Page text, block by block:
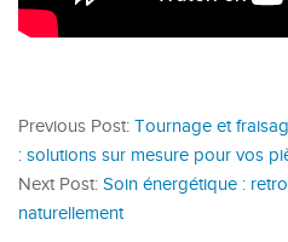
Previous Post: Tournage et
: solutions sur mesure pour vos
Next Post: Soin énergétique :
naturellement